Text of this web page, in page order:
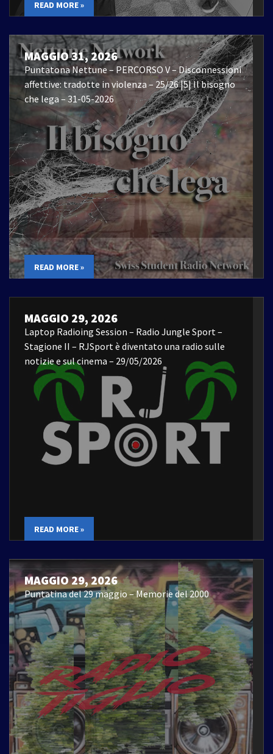
READ MORE »
MAGGIO 31, 2026
Puntatona Nettune – PERCORSO V – Disconnessioni
affettive: tradotte in violenza – 25/26 |5| Il bisogno
che lega – 31-05-2026
READ MORE »
MAGGIO 29, 2026
Laptop Radioing Session – Radio Jungle Sport –
Stagione II – RJSport è diventato una radio sulle
notizie e sul cinema – 29/05/2026
READ MORE »
MAGGIO 29, 2026
Puntatina del 29 maggio – Memorie del 2000